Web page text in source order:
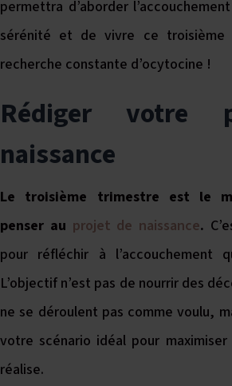
permettra d’aborder
sérénité et de vivre ce troisième
recherche constante d’ocytocine !
Rédiger votre
naissance
Le troisième trimestre est le
penser au projet de naissance.
pour réfléchir à l’accouchement
L’objectif n’est pas de nourrir des
ne se déroulent pas comme voulu,
votre scénario idéal pour maximiser
réalise.